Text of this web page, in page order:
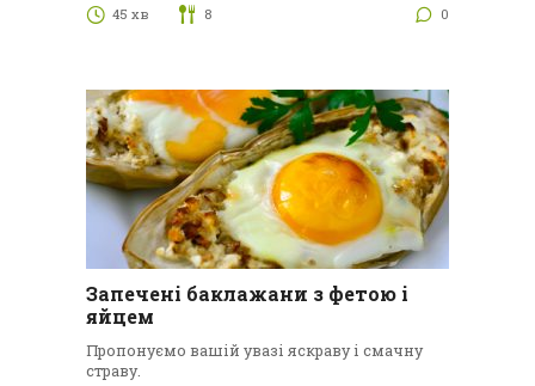
45 хв 8 0
Запечені баклажани з фетою і
яйцем
Пропонуємо вашій увазі яскраву і смачну
страву.